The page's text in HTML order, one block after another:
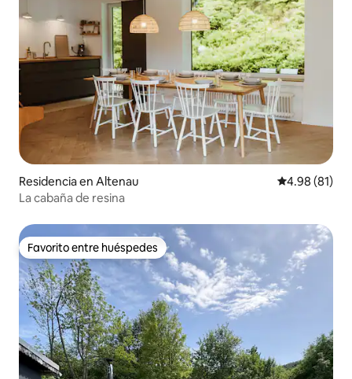
Residencia en Altenau Calificación
4.98 (81)
La cabaña de resina
Favorito entre huéspedes
Favorito entre huéspedes